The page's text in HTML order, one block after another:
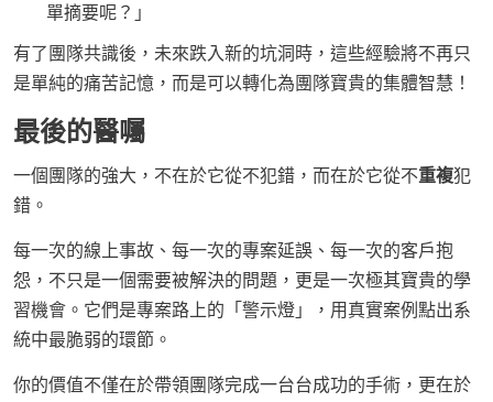
單摘要呢？」
有了團隊共識後，未來跌入新的坑洞時，這些經驗將不再只
是單純的痛苦記憶，而是可以轉化為團隊寶貴的集體智慧！
最後的醫囑
一個團隊的強大，不在於它從不犯錯，而在於它從不重複犯
錯。
每一次的線上事故、每一次的專案延誤、每一次的客戶抱
怨，不只是一個需要被解決的問題，更是一次極其寶貴的學
習機會。它們是專案路上的「警示燈」，用真實案例點出系
統中最脆弱的環節。
你的價值不僅在於帶領團隊完成一台台成功的手術，更在於